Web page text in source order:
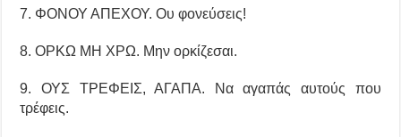
7. ΦΟΝΟΥ ΑΠΕΧΟΥ. Ου φονεύσεις!
8. ΟΡΚΩ ΜΗ ΧΡΩ. Μην ορκίζεσαι.
9. ΟΥΣ ΤΡΕΦΕΙΣ, ΑΓΑΠΑ. Να αγαπάς αυτούς που
τρέφεις.